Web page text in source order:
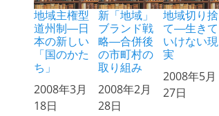
地域主権型
道州制―日
本の新しい
「国のかた
ち」
日付
2008年3月
18日
新「地域」
ブランド戦
略―合併後
の市町村の
取り組み
日付
2008年2月
28日
地域切り捨
て―生きて
いけない現
実
日付
2008年5月
27日